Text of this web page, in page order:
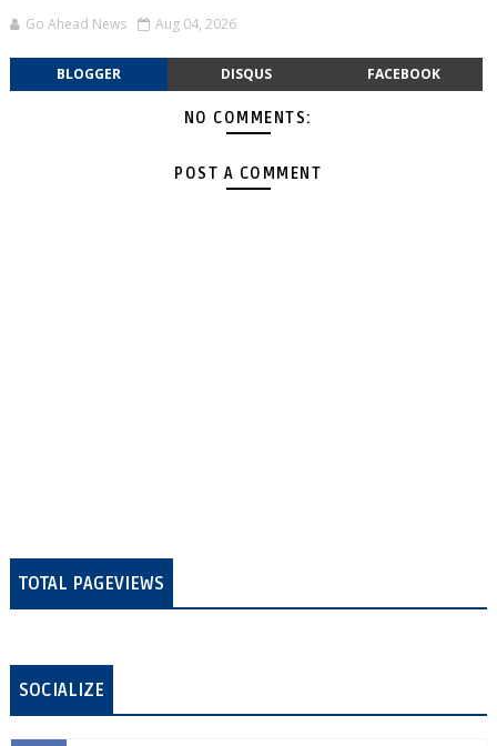
Go Ahead News Aug 04, 2026
BLOGGER DISQUS FACEBOOK
NO COMMENTS:
POST A COMMENT
TOTAL PAGEVIEWS
SOCIALIZE